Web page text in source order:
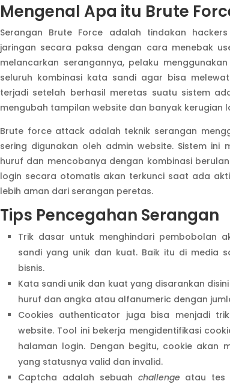
Mengenal Apa itu Brute
Serangan Brute Force adalah tindakan
jaringan secara paksa dengan cara menebak
melancarkan serangannya, pelaku
seluruh kombinasi kata sandi agar bisa
terjadi setelah berhasil meretas suatu sistem
mengubah tampilan website dan banyak kerugian
Brute force attack adalah teknik serangan
sering digunakan oleh admin website. Sistem ini
huruf dan mencobanya dengan kombinasi
login secara otomatis akan terkunci saat ada
lebih aman dari serangan peretas.
Tips Pencegahan Serangan
Trik dasar untuk menghindari pembobolan
sandi yang unik dan kuat. Baik itu di media
bisnis.
Kata sandi unik dan kuat yang disarankan
huruf dan angka atau alfanumeric dengan
Cookies authenticator juga bisa menjadi
website. Tool ini bekerja mengidentifikasi
halaman login. Dengan begitu, cookie akan
yang statusnya valid dan invalid.
Captcha adalah sebuah challenge atau tes